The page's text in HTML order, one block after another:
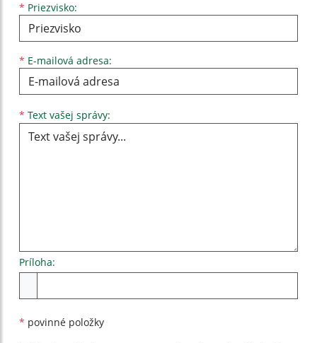
* Priezvisko:
* E-mailová adresa:
* Text vašej správy:
Príloha:
* povinné položky